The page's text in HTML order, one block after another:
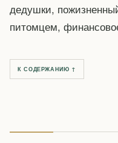
дедушки,
питомцем,
К СОДЕРЖАНИЮ ↑